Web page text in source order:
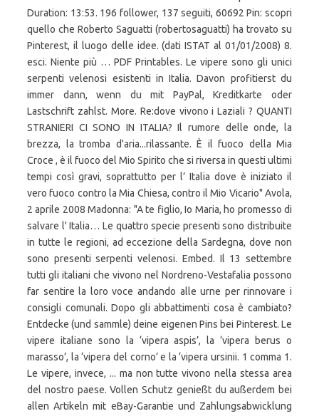
Duration: 13:53. 196 follower, 137 seguiti, 60692 Pin: scopri
quello che Roberto Saguatti (robertosaguatti) ha trovato su
Pinterest, il luogo delle idee. (dati ISTAT al 01/01/2008) 8.
esci. Niente più … PDF Printables. Le vipere sono gli unici
serpenti velenosi esistenti in Italia. Davon profitierst du
immer dann, wenn du mit PayPal, Kreditkarte oder
Lastschrift zahlst. More. Re:dove vivono i Laziali ? QUANTI
STRANIERI CI SONO IN ITALIA? Il rumore delle onde, la
brezza, la tromba d'aria...rilassante. È il fuoco della Mia
Croce , è il fuoco del Mio Spirito che si riversa in questi ultimi
tempi così gravi, soprattutto per l’ Italia dove è iniziato il
vero fuoco contro la Mia Chiesa, contro il Mio Vicario" Avola,
2 aprile 2008 Madonna: "A te figlio, Io Maria, ho promesso di
salvare l' Italia… Le quattro specie presenti sono distribuite
in tutte le regioni, ad eccezione della Sardegna, dove non
sono presenti serpenti velenosi. Embed. Il 13 settembre
tutti gli italiani che vivono nel Nordreno-Vestafalia possono
far sentire la loro voce andando alle urne per rinnovare i
consigli comunali. Dopo gli abbattimenti cosa è cambiato?
Entdecke (und sammle) deine eigenen Pins bei Pinterest. Le
vipere italiane sono la ‘vipera aspis’, la ‘vipera berus o
marasso’, la ‘vipera del corno’ e la ‘vipera ursinii. 1 comma 1.
Le vipere, invece, ... ma non tutte vivono nella stessa area
del nostro paese. Vollen Schutz genießt du außerdem bei
allen Artikeln mit eBay-Garantie und Zahlungsabwicklung